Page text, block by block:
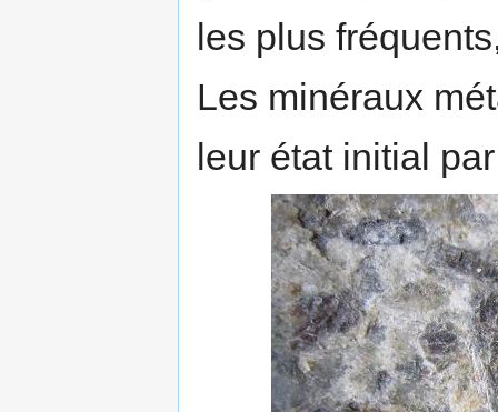
les plus
Les minéraux
leur état initial